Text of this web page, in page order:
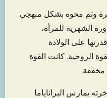
وتم محوه بشكل منهجي
الشهرية للمرأة،
على الولادة
الروحية. كانت القوة
مخففة.
يمارس البراناياما